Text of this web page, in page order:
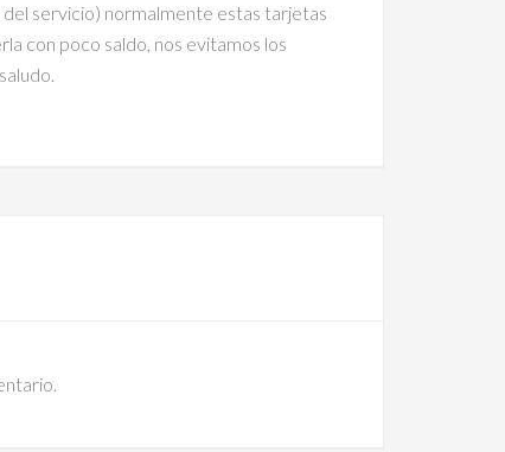
servicio) normalmente estas tarjetas
con poco saldo, nos evitamos los